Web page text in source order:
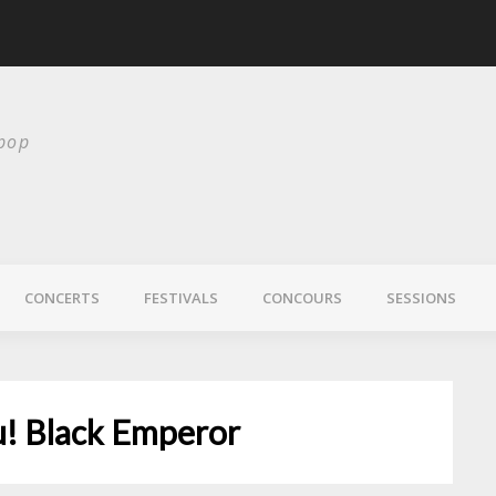
CONCERTS FESTIVALS CONCOURS SESSIONS
Black Emperor